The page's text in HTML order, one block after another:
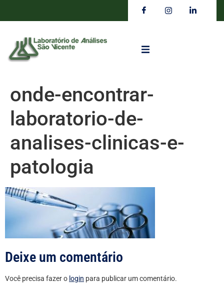
onde-encontrar-
laboratorio-de-
analises-clinicas-e-
patologia
Deixe um comentário
Você precisa fazer o login para publicar um comentário.